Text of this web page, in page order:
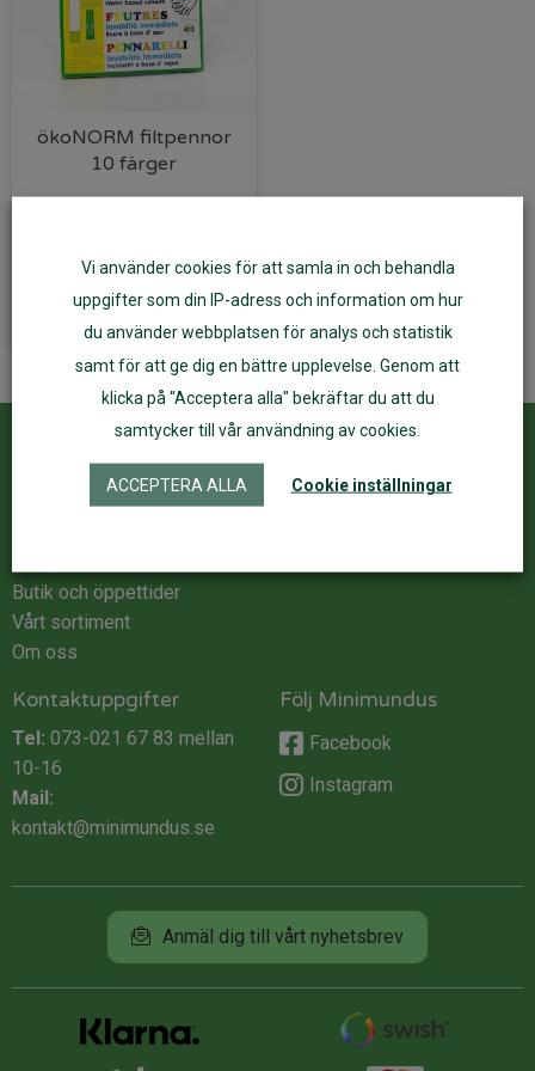
ökoNORM filtpennor
10 färger
Lägg till i varukorg
Kundservice
Kontakta oss
Butik och öppettider
Vårt sortiment
Om oss
Kontaktuppgifter
Tel: 073-021 67 83 mellan
10-16
Mail:
kontakt@minimundus.se
Följ Minimundus
Facebook
Instagram
Anmäl dig till vårt nyhetsbrev
Vi använder cookies för att samla in och behandla
uppgifter som din IP-adress och information om hur
du använder webbplatsen för analys och statistik
samt för att ge dig en bättre upplevelse. Genom att
klicka på "Acceptera alla" bekräftar du att du
samtycker till vår användning av cookies.
ACCEPTERA ALLA Cookie inställningar